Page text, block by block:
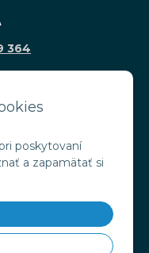
poskytovaní
a zapamätať si
364
údajov